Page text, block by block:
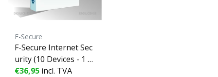
F-Secure
F-Secure Internet Sec
urity (10 Devices - 1 Y
ear) ESD - 10 dispositi
€36,95 incl. TVA